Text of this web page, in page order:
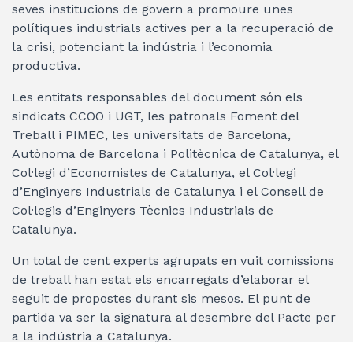
seves institucions de govern a promoure unes
polítiques industrials actives per a la recuperació de
la crisi, potenciant la indústria i l’economia
productiva.
Les entitats responsables del document són els
sindicats CCOO i UGT, les patronals Foment del
Treball i PIMEC, les universitats de Barcelona,
Autònoma de Barcelona i Politècnica de Catalunya, el
Col·legi d’Economistes de Catalunya, el Col·legi
d’Enginyers Industrials de Catalunya i el Consell de
Col·legis d’Enginyers Tècnics Industrials de
Catalunya.
Un total de cent experts agrupats en vuit comissions
de treball han estat els encarregats d’elaborar el
seguit de propostes durant sis mesos. El punt de
partida va ser la signatura al desembre del Pacte per
a la indústria a Catalunya.